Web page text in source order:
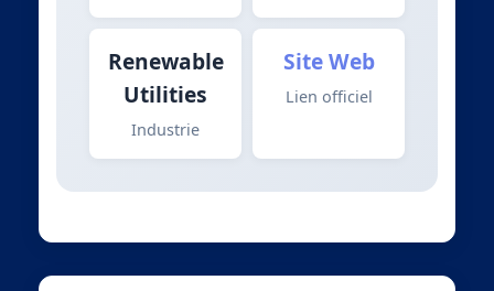
Renewable
Utilities
Industrie
Site Web
Lien officiel